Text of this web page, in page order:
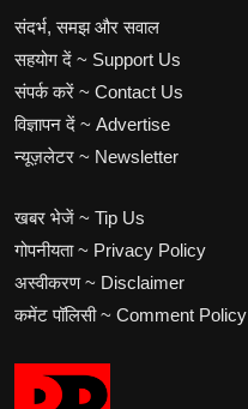
संदर्भ, समझ और सवाल
सहयोग दें ~ Support Us
संपर्क करें ~ Contact Us
विज्ञापन दें ~ Advertise
न्यूज़लेटर ~ Newsletter
खबर भेजें ~ Tip Us
गोपनीयता ~ Privacy Policy
अस्वीकरण ~ Disclaimer
कमेंट पॉलिसी ~ Comment Policy